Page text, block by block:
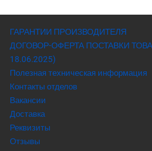
ГАРАНТИИ ПРОИЗВОДИТЕЛЯ
ДОГОВОР-ОФЕРТА ПОСТАВКИ
18.06.2025)
Полезная техническая информация
Контакты отделов
Вакансии
Доставка
Реквизиты
Отзывы